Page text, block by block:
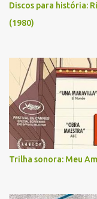
Discos para história:
(1980)
Trilha sonora: Meu